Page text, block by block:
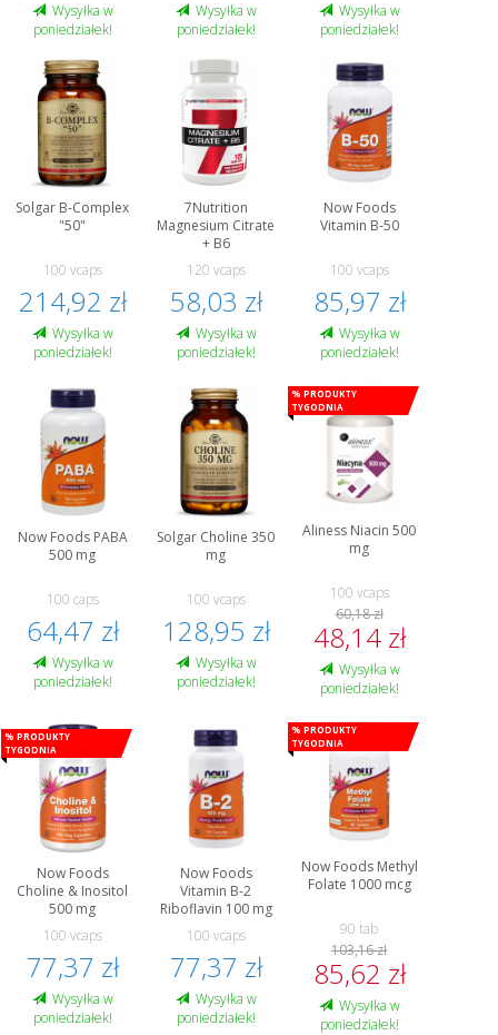
Wysyłka w
poniedziałek!
Wysyłka w
poniedziałek!
Wysyłka w
poniedziałek!
Solgar B-Complex
"50"
100 vcaps
214,92 zł
Wysyłka w
poniedziałek!
7Nutrition
Magnesium Citrate
+ B6
120 vcaps
58,03 zł
Wysyłka w
poniedziałek!
Now Foods
Vitamin B-50
100 vcaps
85,97 zł
Wysyłka w
poniedziałek!
Now Foods PABA
500 mg
100 caps
64,47 zł
Wysyłka w
poniedziałek!
Solgar Choline 350
mg
100 vcaps
128,95 zł
Wysyłka w
poniedziałek!
% Produkty
tygodnia
Aliness Niacin 500
mg
100 vcaps
60,18 zł
48,14 zł
Wysyłka w
poniedziałek!
% Produkty
tygodnia
Now Foods
Choline & Inositol
500 mg
100 vcaps
77,37 zł
Wysyłka w
poniedziałek!
Now Foods
Vitamin B-2
Riboflavin 100 mg
100 vcaps
77,37 zł
Wysyłka w
poniedziałek!
% Produkty
tygodnia
Now Foods Methyl
Folate 1000 mcg
90 tab
103,16 zł
85,62 zł
Wysyłka w
poniedziałek!